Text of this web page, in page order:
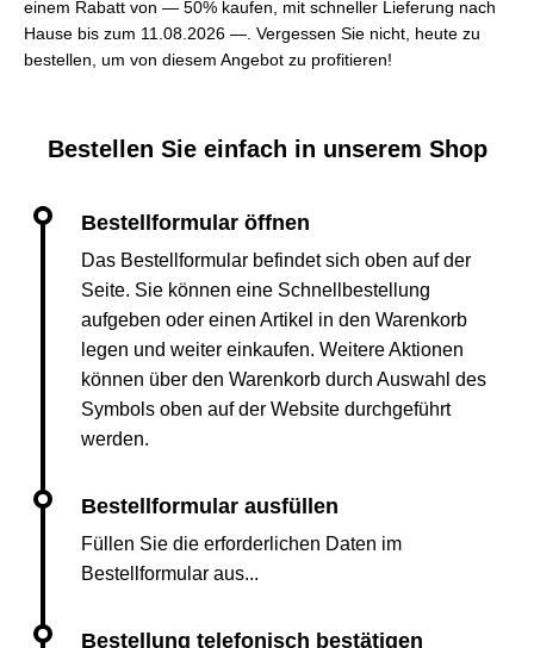
einem Rabatt von — 50% kaufen, mit schneller Lieferung nach
Hause bis zum 11.08.2026 —. Vergessen Sie nicht, heute zu
bestellen, um von diesem Angebot zu profitieren!
Bestellen Sie einfach in unserem Shop
Das Bestellformular befindet sich oben auf der
Seite. Sie können eine Schnellbestellung
aufgeben oder einen Artikel in den Warenkorb
legen und weiter einkaufen. Weitere Aktionen
können über den Warenkorb durch Auswahl des
Symbols oben auf der Website durchgeführt
werden.
Füllen Sie die erforderlichen Daten im
Bestellformular aus...